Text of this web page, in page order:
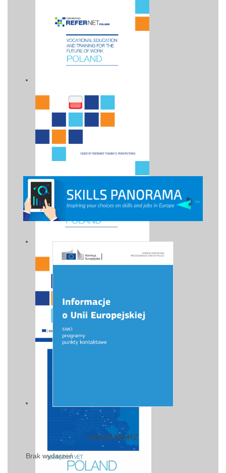
KALENDARZ
Brak wydarzeń